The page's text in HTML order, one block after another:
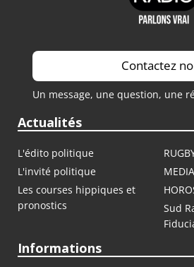
Contactez
Un message, une question, une
Actualités
L'édito politique
L'invité politique
Les courses hippiques et
pronostics
Sud
Informations